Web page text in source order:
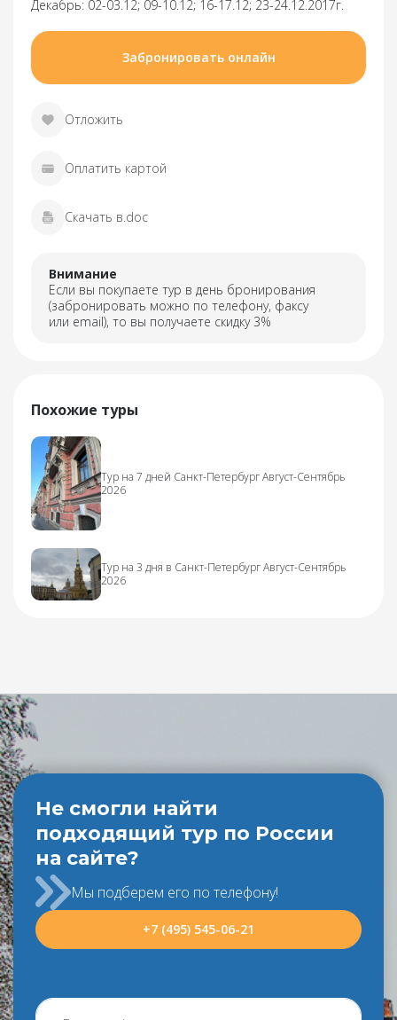
Декабрь: 02-03.12; 09-10.12; 16-17.12; 23-24.12.2017г.
Забронировать онлайн
Отложить
Оплатить картой
Скачать в.doc
Внимание
Если вы покупаете тур в день бронирования
(забронировать можно по телефону, факсу
или email), то вы получаете скидку 3%
Похожие туры
Тур на 7 дней Санкт-Петербург Август-Сентябрь
2026
Тур на 3 дня в Санкт-Петербург Август-Сентябрь
2026
Не смогли найти
подходящий тур по России
на сайте?
Мы подберем его по телефону!
+7 (495) 545-06-21